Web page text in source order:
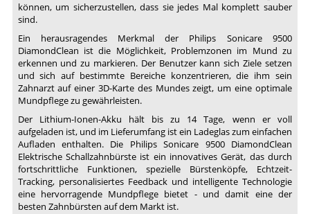
können, um sicherzustellen, dass sie jedes Mal komplett sauber
sind.
Ein herausragendes Merkmal der Philips Sonicare 9500
DiamondClean ist die Möglichkeit, Problemzonen im Mund zu
erkennen und zu markieren. Der Benutzer kann sich Ziele setzen
und sich auf bestimmte Bereiche konzentrieren, die ihm sein
Zahnarzt auf einer 3D-Karte des Mundes zeigt, um eine optimale
Mundpflege zu gewährleisten.
Der Lithium-Ionen-Akku hält bis zu 14 Tage, wenn er voll
aufgeladen ist, und im Lieferumfang ist ein Ladeglas zum einfachen
Aufladen enthalten. Die Philips Sonicare 9500 DiamondClean
Elektrische Schallzahnbürste ist ein innovatives Gerät, das durch
fortschrittliche Funktionen, spezielle Bürstenköpfe, Echtzeit-
Tracking, personalisiertes Feedback und intelligente Technologie
eine hervorragende Mundpflege bietet - und damit eine der
besten Zahnbürsten auf dem Markt ist.